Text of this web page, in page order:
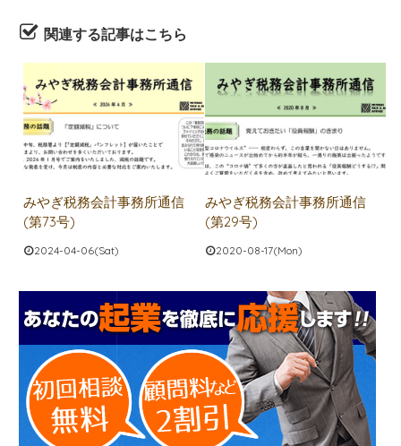
関連する記事はこちら
みやぎ税務会計事務所通信
(第73号)
2024-04-06(Sat)
みやぎ税務会計事務所通信
(第29号)
2020-08-17(Mon)